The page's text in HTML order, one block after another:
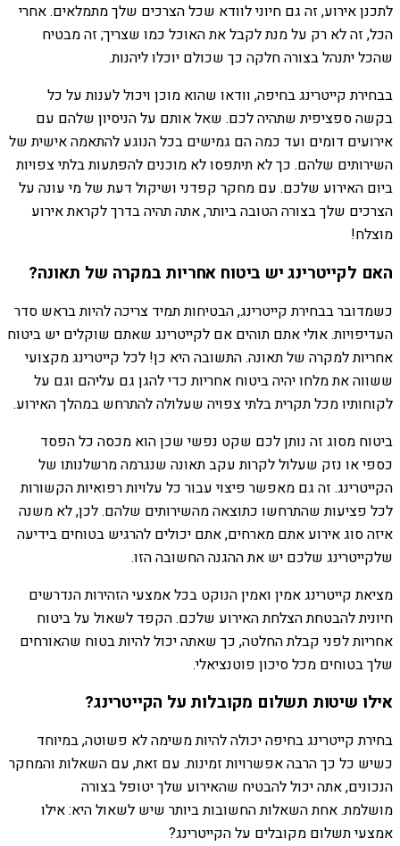
לתכנן אירוע, זה גם חיוני לוודא שכל הצרכים שלך מתמלאים. אחרי
הכל, זה לא רק על מנת לקבל את האוכל כמו שצריך; זה מבטיח
שהכל יתנהל בצורה חלקה כך שכולם יוכלו ליהנות.
בבחירת קייטרינג בחיפה, וודאו שהוא מוכן ויכול לענות על כל
בקשה ספציפית שתהיה לכם. שאל אותם על הניסיון שלהם עם
אירועים דומים ועד כמה הם גמישים בכל הנוגע להתאמה אישית של
השירותים שלהם. כך לא תיתפסו לא מוכנים להפתעות בלתי צפויות
ביום האירוע שלכם. עם מחקר קפדני ושיקול דעת של מי עונה על
הצרכים שלך בצורה הטובה ביותר, אתה תהיה בדרך לקראת אירוע
מוצלח!
האם לקייטרינג יש ביטוח אחריות במקרה של תאונה?
כשמדובר בבחירת קייטרינג, הבטיחות תמיד צריכה להיות בראש סדר
העדיפויות. אולי אתם תוהים אם לקייטרינג שאתם שוקלים יש ביטוח
אחריות למקרה של תאונה. התשובה היא כן! לכל קייטרינג מקצועי
ששווה את מלחו יהיה ביטוח אחריות כדי להגן גם עליהם וגם על
לקוחותיו מכל תקרית בלתי צפויה שעלולה להתרחש במהלך האירוע.
ביטוח מסוג זה נותן לכם שקט נפשי שכן הוא מכסה כל הפסד
כספי או נזק שעלול לקרות עקב תאונה שנגרמה מרשלנותו של
הקייטרינג. זה גם מאפשר פיצוי עבור כל עלויות רפואיות הקשורות
לכל פציעות שהתרחשו כתוצאה מהשירותים שלהם. לכן, לא משנה
איזה סוג אירוע אתם מארחים, אתם יכולים להרגיש בטוחים בידיעה
שלקייטרינג שלכם יש את ההגנה החשובה הזו.
מציאת קייטרינג אמין ואמין הנוקט בכל אמצעי הזהירות הנדרשים
חיונית להבטחת הצלחת האירוע שלכם. הקפד לשאול על ביטוח
אחריות לפני קבלת החלטה, כך שאתה יכול להיות בטוח שהאורחים
שלך בטוחים מכל סיכון פוטנציאלי.
אילו שיטות תשלום מקובלות על הקייטרינג?
בחירת קייטרינג בחיפה יכולה להיות משימה לא פשוטה, במיוחד
כשיש כל כך הרבה אפשרויות זמינות. עם זאת, עם השאלות והמחקר
הנכונים, אתה יכול להבטיח שהאירוע שלך יטופל בצורה
מושלמת. אחת השאלות החשובות ביותר שיש לשאול היא: אילו
אמצעי תשלום מקובלים על הקייטרינג?